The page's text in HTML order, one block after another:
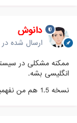
دانوش
ارسال شده در
انگلیسی بشه.
نسخه 1.5 هم من نفهمیدم شما چی میگین!